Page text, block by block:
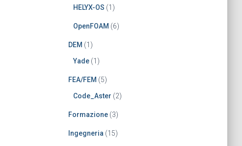
HELYX-OS (1)
OpenFOAM (6)
DEM (1)
Yade(1)
FEA/FEM (5)
Code_Aster (2)
Formazione(3)
Ingegneria (15)